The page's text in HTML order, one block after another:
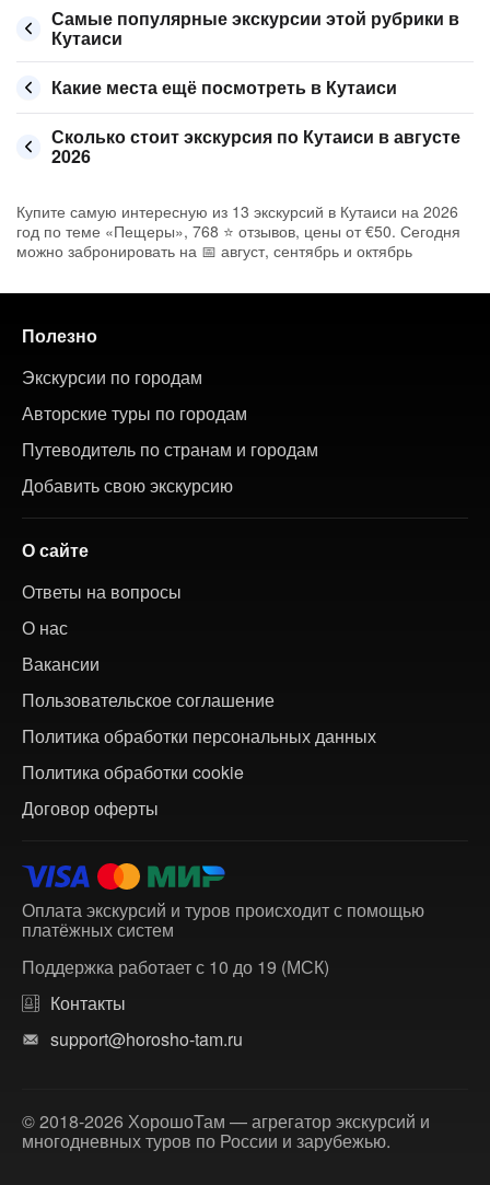
Самые популярные экскурсии этой рубрики в
Кутаиси
Какие места ещё посмотреть в Кутаиси
Сколько стоит экскурсия по Кутаиси в августе
2026
Купите самую интересную из 13 экскурсий в Кутаиси на 2026
год по теме «Пещеры», 768 ⭐ отзывов, цены от €50. Сегодня
можно забронировать на 📅 август, сентябрь и октябрь
Полезно
Экскурсии по городам
Авторские туры по городам
Путеводитель по странам и городам
Добавить свою экскурсию
О сайте
Ответы на вопросы
О нас
Вакансии
Пользовательское соглашение
Политика обработки персональных данных
Политика обработки cookie
Договор оферты
Оплата экскурсий и туров происходит с помощью
платёжных систем
Поддержка работает с 10 до 19 (МСК)
Контакты
support@horosho-tam.ru
© 2018-2026 ХорошоТам — агрегатор экскурсий и
многодневных туров по России и зарубежью.